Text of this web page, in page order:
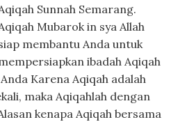
Sunnah Semarang.
Mubarok in sya Allah
membantu Anda untuk
ibadah Aqiqah
Karena Aqiqah adalah
maka Aqiqahlah dengan
kenapa Aqiqah bersama